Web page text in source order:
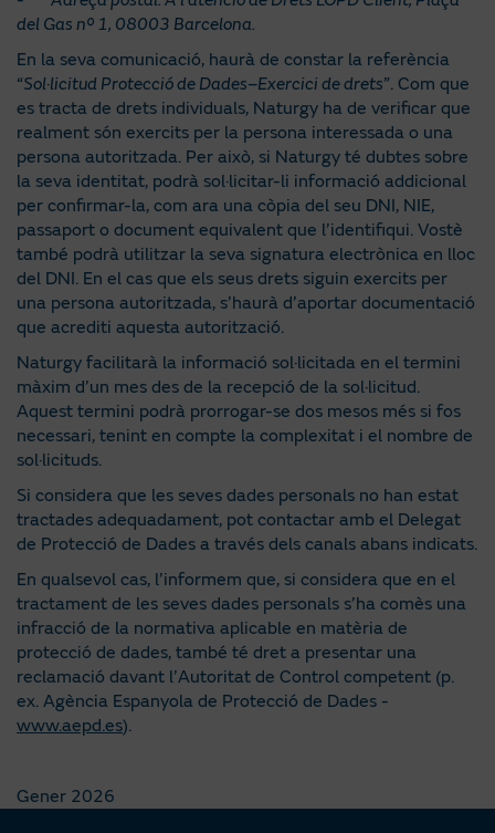
del Gas nº 1, 08003 Barcelona.
En la seva comunicació, haurà de constar la referència
“Sol·licitud Protecció de Dades–Exercici de drets”. Com que
es tracta de drets individuals, Naturgy ha de verificar que
realment són exercits per la persona interessada o una
persona autoritzada. Per això, si Naturgy té dubtes sobre
la seva identitat, podrà sol·licitar-li informació addicional
per confirmar-la, com ara una còpia del seu DNI, NIE,
passaport o document equivalent que l’identifiqui. Vostè
també podrà utilitzar la seva signatura electrònica en lloc
del DNI. En el cas que els seus drets siguin exercits per
una persona autoritzada, s’haurà d’aportar documentació
que acrediti aquesta autorització.
Naturgy facilitarà la informació sol·licitada en el termini
màxim d’un mes des de la recepció de la sol·licitud.
Aquest termini podrà prorrogar-se dos mesos més si fos
necessari, tenint en compte la complexitat i el nombre de
sol·licituds.
Si considera que les seves dades personals no han estat
tractades adequadament, pot contactar amb el Delegat
de Protecció de Dades a través dels canals abans indicats.
En qualsevol cas, l’informem que, si considera que en el
tractament de les seves dades personals s’ha comès una
infracció de la normativa aplicable en matèria de
protecció de dades, també té dret a presentar una
reclamació davant l’Autoritat de Control competent (p.
ex. Agència Espanyola de Protecció de Dades -
www.aepd.es).
Gener 2026